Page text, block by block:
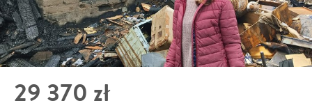
29 370 zł